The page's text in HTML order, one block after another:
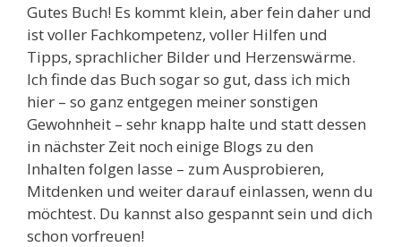
Gutes Buch! Es kommt klein, aber fein daher und
ist voller Fachkompetenz, voller Hilfen und
Tipps, sprachlicher Bilder und Herzenswärme.
Ich finde das Buch sogar so gut, dass ich mich
hier – so ganz entgegen meiner sonstigen
Gewohnheit – sehr knapp halte und statt dessen
in nächster Zeit noch einige Blogs zu den
Inhalten folgen lasse – zum Ausprobieren,
Mitdenken und weiter darauf einlassen, wenn du
möchtest. Du kannst also gespannt sein und dich
schon vorfreuen!